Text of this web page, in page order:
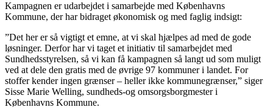
Kampagnen er udarbejdet i samarbejde med Københavns
Kommune, der har bidraget økonomisk og med faglig indsigt:
”Det her er så vigtigt et emne, at vi skal hjælpes ad med de gode
løsninger. Derfor har vi taget et initiativ til samarbejdet med
Sundhedsstyrelsen, så vi kan få kampagnen så langt ud som muligt
ved at dele den gratis med de øvrige 97 kommuner i landet. For
stoffer kender ingen grænser – heller ikke kommunegrænser,” siger
Sisse Marie Welling, sundheds-og omsorgsborgmester i
Københavns Kommune.